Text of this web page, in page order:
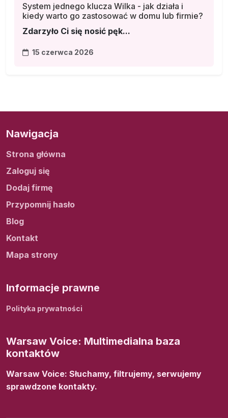
System jednego klucza Wilka - jak działa i
kiedy warto go zastosować w domu lub firmie?
Zdarzyło Ci się nosić pęk...
15 czerwca 2026
Nawigacja
Strona główna
Zaloguj się
Dodaj firmę
Przypomnij hasło
Blog
Kontakt
Mapa strony
Informacje prawne
Polityka prywatności
Warsaw Voice: Multimedialna baza
kontaktów
Warsaw Voice: Słuchamy, filtrujemy, serwujemy
sprawdzone kontakty.